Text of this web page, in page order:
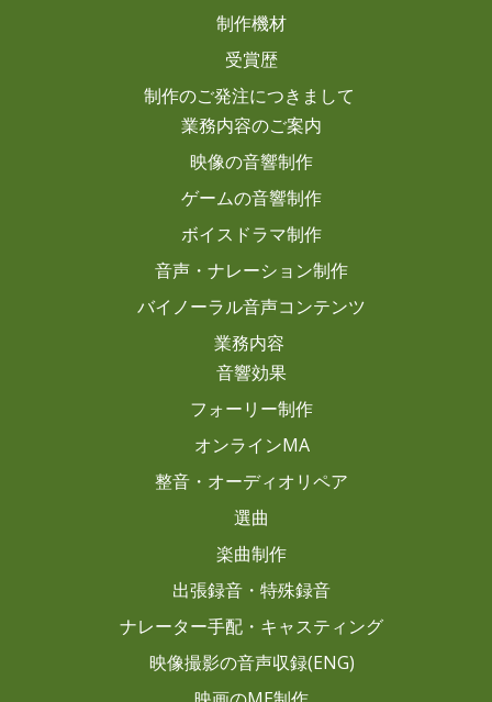
制作機材
受賞歴
制作のご発注につきまして
業務内容のご案内
映像の音響制作
ゲームの音響制作
ボイスドラマ制作
音声・ナレーション制作
バイノーラル音声コンテンツ
業務内容
音響効果
フォーリー制作
オンラインMA
整音・オーディオリペア
選曲
楽曲制作
出張録音・特殊録音
ナレーター手配・キャスティング
映像撮影の音声収録(ENG)